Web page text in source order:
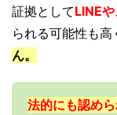
証拠としてLINE
られる可能性も高
ん。
法的にも認め